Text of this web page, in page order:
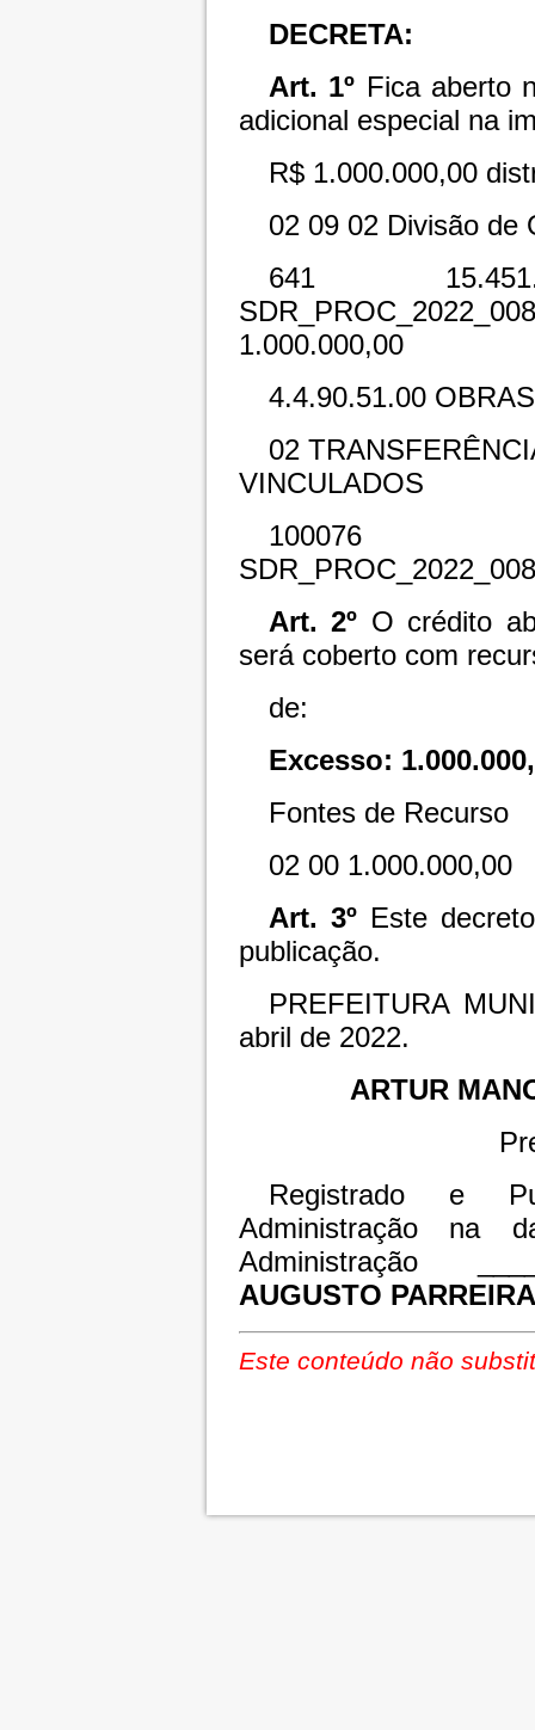
DECRETA:
Art. 1º Fica aberto
adicional especial na
R$ 1.000.000,00
02 09 02 Divisão de
641
1.000.000,00
4.4.90.51.00
02
VINCULADOS
100076
Art. 2º O crédito
será coberto com
de:
Excesso:
Fontes de Recurso
02 00 1.000.000,00
Art. 3º Este
publicação.
PREFEITURA
abril de 2022.
ARTUR
Registrado e
Administração na
Administração
AUGUSTO
Este conteúdo não